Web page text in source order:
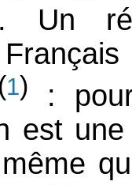
Un
(1) :
est